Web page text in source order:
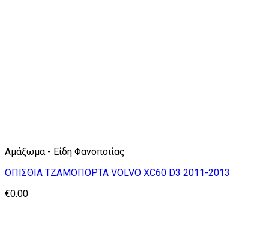
Αμάξωμα - Είδη Φανοποιίας
ΟΠΙΣΘΙΑ ΤΖΑΜΟΠΟΡΤΑ VOLVO XC60 D3 2011-2013
€0.00